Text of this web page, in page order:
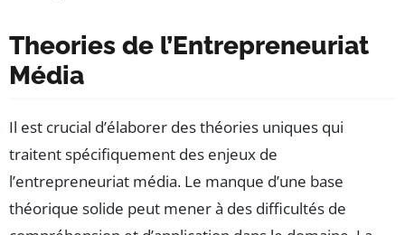
Theories de l’Entrepreneuriat
Média
Il est crucial d’élaborer des théories uniques qui
traitent spécifiquement des enjeux de
l’entrepreneuriat média. Le manque d’une base
théorique solide peut mener à des difficultés de